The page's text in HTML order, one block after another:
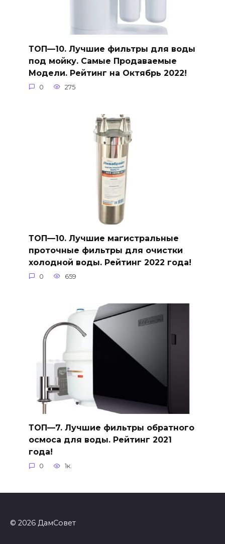
ТОП—10. Лучшие фильтры для воды
под мойку. Самые Продаваемые
Модели. Рейтинг на Октябрь 2022!
0 275
ТОП—10. Лучшие магистральные
проточные фильтры для очистки
холодной воды. Рейтинг 2022 года!
0 659
ТОП—7. Лучшие фильтры обратного
осмоса для воды. Рейтинг 2021
года!
0 1к.
© 2026 ДамСовет